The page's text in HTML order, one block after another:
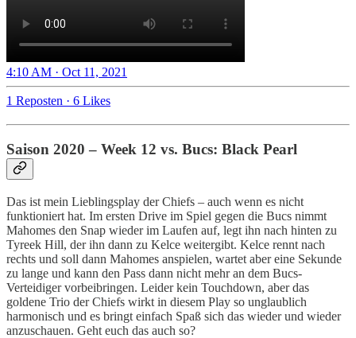
4:10 AM · Oct 11, 2021
1 Reposten · 6 Likes
Saison 2020 – Week 12 vs. Bucs: Black Pearl
Das ist mein Lieblingsplay der Chiefs – auch wenn es nicht
funktioniert hat. Im ersten Drive im Spiel gegen die Bucs nimmt
Mahomes den Snap wieder im Laufen auf, legt ihn nach hinten zu
Tyreek Hill, der ihn dann zu Kelce weitergibt. Kelce rennt nach
rechts und soll dann Mahomes anspielen, wartet aber eine Sekunde
zu lange und kann den Pass dann nicht mehr an dem Bucs-
Verteidiger vorbeibringen. Leider kein Touchdown, aber das
goldene Trio der Chiefs wirkt in diesem Play so unglaublich
harmonisch und es bringt einfach Spaß sich das wieder und wieder
anzuschauen. Geht euch das auch so?